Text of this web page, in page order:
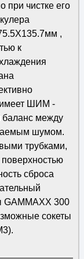
при чистке его
,
к
имеет ШИМ -
баланс между
шумом.
трубками,
сброса
GAMMAXX 300
сокеты